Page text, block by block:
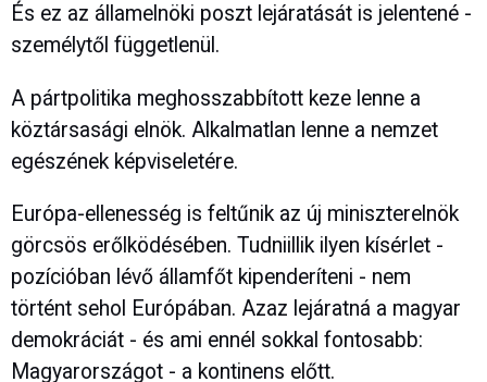
És ez az államelnöki poszt lejáratását is jelentené -
személytől függetlenül.
A pártpolitika meghosszabbított keze lenne a
köztársasági elnök. Alkalmatlan lenne a nemzet
egészének képviseletére.
Európa-ellenesség is feltűnik az új miniszterelnök
görcsös erőlködésében. Tudniillik ilyen kísérlet -
pozícióban lévő államfőt kipenderíteni - nem
történt sehol Európában. Azaz lejáratná a magyar
demokráciát - és ami ennél sokkal fontosabb:
Magyarországot - a kontinens előtt.